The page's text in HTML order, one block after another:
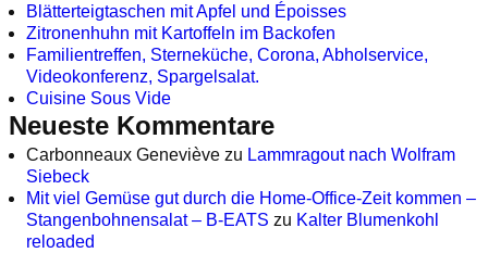
Blätterteigtaschen mit Apfel und Époisses
Zitronenhuhn mit Kartoffeln im Backofen
Familientreffen, Sterneküche, Corona, Abholservice,
Videokonferenz, Spargelsalat.
Cuisine Sous Vide
Neueste Kommentare
Carbonneaux Geneviève zu Lammragout nach Wolfram
Siebeck
Mit viel Gemüse gut durch die Home-Office-Zeit kommen –
Stangenbohnensalat – B-EATS zu Kalter Blumenkohl
reloaded